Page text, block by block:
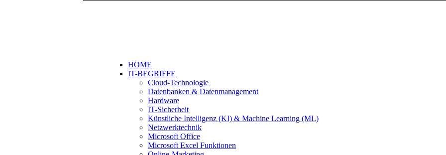
HOME
IT-BEGRIFFE
Cloud-Technologie
Datenbanken & Datenmanagement
Hardware
IT-Sicherheit
Künstliche Intelligenz (KI) & Machine Learning (ML)
Netzwerktechnik
Microsoft Office
Microsoft Excel Funktionen